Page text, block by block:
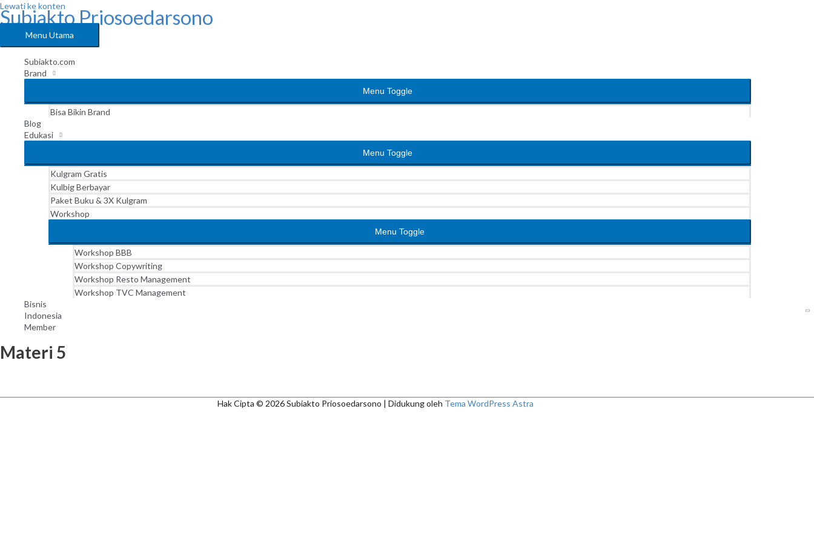
Lewati ke konten
Subiakto Priosoedarsono
Menu Utama
Subiakto.com
Brand
Menu Toggle
Bisa Bikin Brand
Blog
Edukasi
Menu Toggle
Kulgram Gratis
Kulbig Berbayar
Paket Buku & 3X Kulgram
Workshop
Menu Toggle
Workshop BBB
Workshop Copywriting
Workshop Resto Management
Workshop TVC Management
Bisnis
Indonesia
Member
Materi 5
Hak Cipta © 2026Subiakto Priosoedarsono | Didukung oleh Tema WordPress Astra